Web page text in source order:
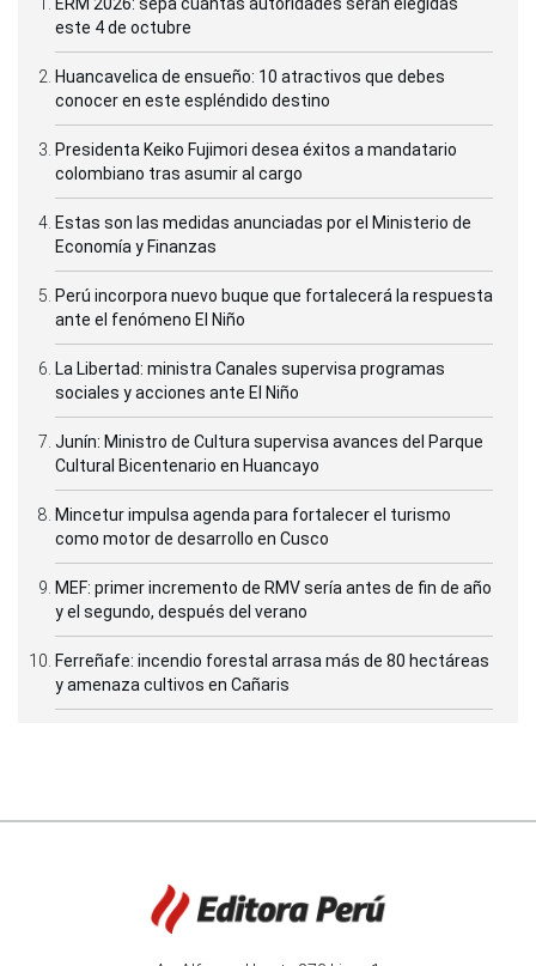
este 4 de octubre
Huancavelica de ensueño: 10 atractivos que debes
conocer en este espléndido destino
Presidenta Keiko Fujimori desea éxitos a mandatario
colombiano tras asumir al cargo
Estas son las medidas anunciadas por el Ministerio de
Economía y Finanzas
Perú incorpora nuevo buque que fortalecerá la respuesta
ante el fenómeno El Niño
La Libertad: ministra Canales supervisa programas
sociales y acciones ante El Niño
Junín: Ministro de Cultura supervisa avances del Parque
Cultural Bicentenario en Huancayo
Mincetur impulsa agenda para fortalecer el turismo
como motor de desarrollo en Cusco
MEF: primer incremento de RMV sería antes de fin de año
y el segundo, después del verano
Ferreñafe: incendio forestal arrasa más de 80 hectáreas
y amenaza cultivos en Cañaris